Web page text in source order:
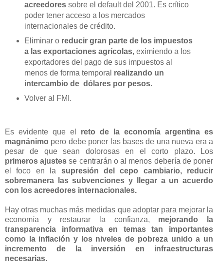
acreedoressobre el default del 2001. Es crítico
poder tener acceso a los mercados
internacionales de crédito.
Eliminar o reducir gran parte de los impuestos
a las exportaciones agrícolas, eximiendo a los
exportadores del pago de sus impuestos al
menos de forma temporal realizando un
intercambio de dólares por pesos.
Volver al FMI.
Es evidente que el reto de la economía argentina es
magnánimo pero debe poner las bases de una nueva era a
pesar de que sean dolorosas en el corto plazo. Los
primeros ajustes se centrarán o al menos debería de poner
el foco en la supresión del cepo cambiario, reducir
sobremanera las subvenciones y llegar a un acuerdo
con los acreedores internacionales.
Hay otras muchas más medidas que adoptar para mejorar la
economía y restaurar la confianza, mejorando la
transparencia informativa en temas tan importantes
como la inflación y los niveles de pobreza unido a un
incremento de la inversión en infraestructuras
necesarias.